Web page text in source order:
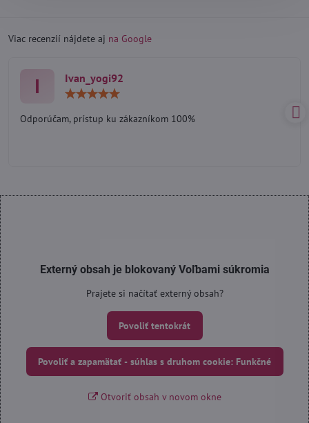
Viac recenzií nájdete aj na Google
I Ivan_yogi92
5
Odporúčam, prístup ku zákazníkom 100%
Externý obsah je blokovaný Voľbami súkromia
Prajete si načítať externý obsah?
Povoliť tentokrát
Povoliť a zapamätať - súhlas s druhom cookie: Funkčné
Otvoriť obsah v novom okne